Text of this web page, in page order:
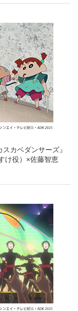
カベダンサーズ』
け役）×佐藤智恵